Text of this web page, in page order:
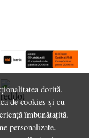
dorită.
de cookies și cu
îmbunătațită.
personalizate.